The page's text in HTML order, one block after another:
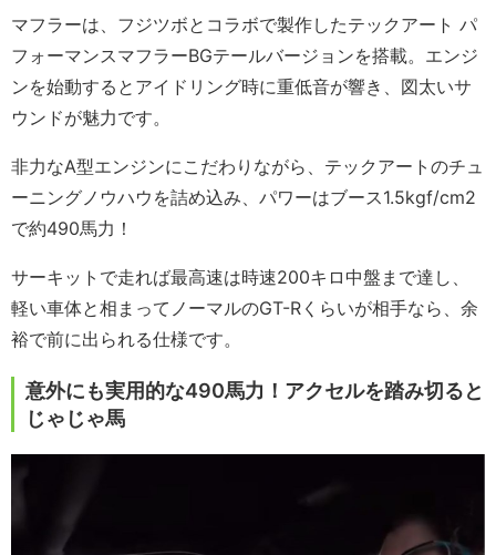
マフラーは、フジツボとコラボで製作したテックアート パ
フォーマンスマフラーBGテールバージョンを搭載。エンジ
ンを始動するとアイドリング時に重低音が響き、図太いサ
ウンドが魅力です。
非力なA型エンジンにこだわりながら、テックアートのチュ
ーニングノウハウを詰め込み、パワーはブース1.5kgf/cm2
で約490馬力！
サーキットで走れば最高速は時速200キロ中盤まで達し、
軽い車体と相まってノーマルのGT-Rくらいが相手なら、余
裕で前に出られる仕様です。
意外にも実用的な490馬力！アクセルを踏み切ると
じゃじゃ馬